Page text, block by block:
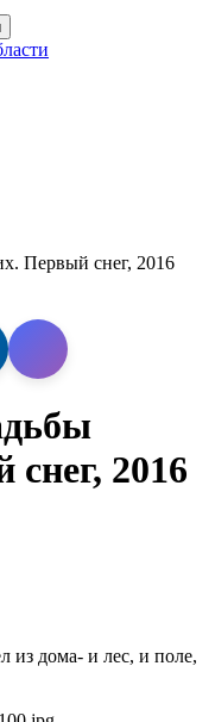
Первый снег, 2016
2016
из дома- и лес, и поле,